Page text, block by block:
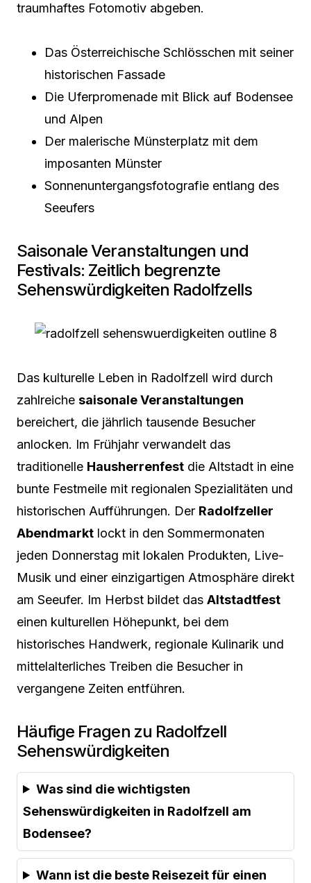
traumhaftes Fotomotiv abgeben.
Das Österreichische Schlösschen mit seiner
historischen Fassade
Die Uferpromenade mit Blick auf Bodensee
und Alpen
Der malerische Münsterplatz mit dem
imposanten Münster
Sonnenuntergangsfotografie entlang des
Seeufers
Saisonale Veranstaltungen und
Festivals: Zeitlich begrenzte
Sehenswürdigkeiten Radolfzells
Das kulturelle Leben in Radolfzell wird durch
zahlreiche saisonale Veranstaltungen
bereichert, die jährlich tausende Besucher
anlocken. Im Frühjahr verwandelt das
traditionelle Hausherrenfest die Altstadt in eine
bunte Festmeile mit regionalen Spezialitäten und
historischen Aufführungen. Der Radolfzeller
Abendmarkt lockt in den Sommermonaten
jeden Donnerstag mit lokalen Produkten, Live-
Musik und einer einzigartigen Atmosphäre direkt
am Seeufer. Im Herbst bildet das Altstadtfest
einen kulturellen Höhepunkt, bei dem
historisches Handwerk, regionale Kulinarik und
mittelalterliches Treiben die Besucher in
vergangene Zeiten entführen.
Häufige Fragen zu Radolfzell
Sehenswürdigkeiten
Was sind die wichtigsten
Sehenswürdigkeiten in Radolfzell am
Bodensee?
Wann ist die beste Reisezeit für einen